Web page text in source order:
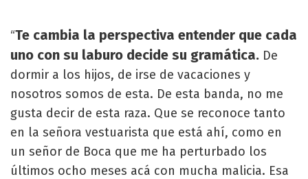
“Te cambia la perspectiva entender que cada
uno con su laburo decide su gramática. De
dormir a los hijos, de irse de vacaciones y
nosotros somos de esta. De esta banda, no me
gusta decir de esta raza. Que se reconoce tanto
en la señora vestuarista que está ahí, como en
un señor de Boca que me ha perturbado los
últimos ocho meses acá con mucha malicia. Esa